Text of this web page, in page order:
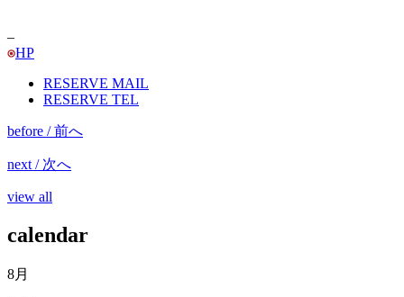
–
HP
RESERVE MAIL
RESERVE TEL
before / 前へ
next / 次へ
view all
calendar
8月